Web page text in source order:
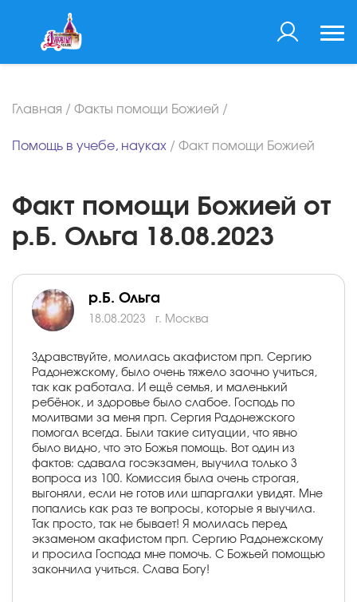
Главная / Факты помощи Божией /
Помощь в учебе, науках / Факт помощи Божией
Факт помощи Божией от
р.Б. Ольга 18.08.2023
р.Б. Ольга
18.08.2023 г. Москва
Здравствуйте, молилась акафистом прп. Сергию
Радонежскому, было очень тяжело заочно учиться,
так как работала. И ещё семья, и маленький
ребёнок, и здоровье было слабое. Господь по
молитвами за меня прп. Сергия Радонежского
помогал всегда. Были такие ситуации, что явно
было видно, что это Божья помощь. Вот один из
фактов: сдавала госэкзамен, выучила только 3
вопроса из 100. Комиссия была очень строгая,
выгоняли, если не готов или шпаргалки увидят. Мне
попались как раз те вопросы, которые я выучила.
Так просто, так не бывает! Я молилась перед
экзаменом акафистом прп. Сергию Радонежскому
и просила Господа мне помочь. С Божьей помощью
закончила учиться. Слава Богу!